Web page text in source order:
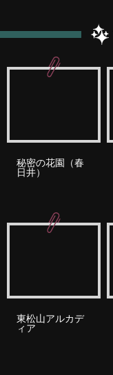
秘密の花園（春
日井）
東松山アルカデ
ィア